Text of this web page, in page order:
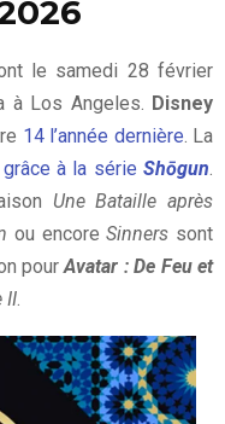
le samedi 28 février
à Los Angeles. Disney
14 l’année dernière. La
à la sérieShōgun.
Une Bataille après
ou encoreSinners sont
pourAvatar : De Feu et
II.